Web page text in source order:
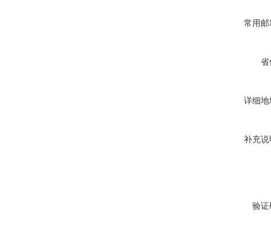
常用邮
省
详细地
补充说
验证